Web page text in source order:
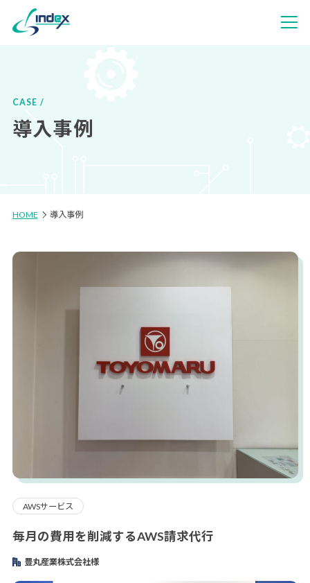
CASE
導入事例
HOME 導入事例
AWSサービス
毎月の費用を削減するAWS請求代行
豊丸産業株式会社様